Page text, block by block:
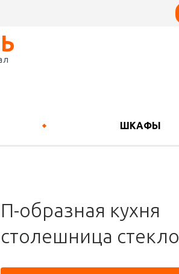
ШКАФЫ
П-образная кухня
столешница стекло